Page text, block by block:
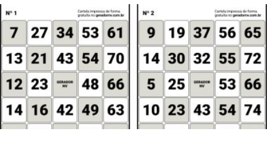
artísticas, você está investindo em qualidade e
versatilidade. Seja para ilustrações digitais, designs
de logotipos ou composições complexas, o formato
PNG proporciona as ferramentas necessárias para
expressar sua criatividade de maneira eficaz e
visualmente atraente.